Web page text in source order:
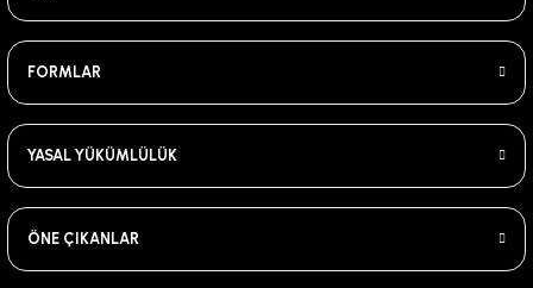
FORMLAR
YASAL YÜKÜMLÜLÜK
ÖNE ÇIKANLAR